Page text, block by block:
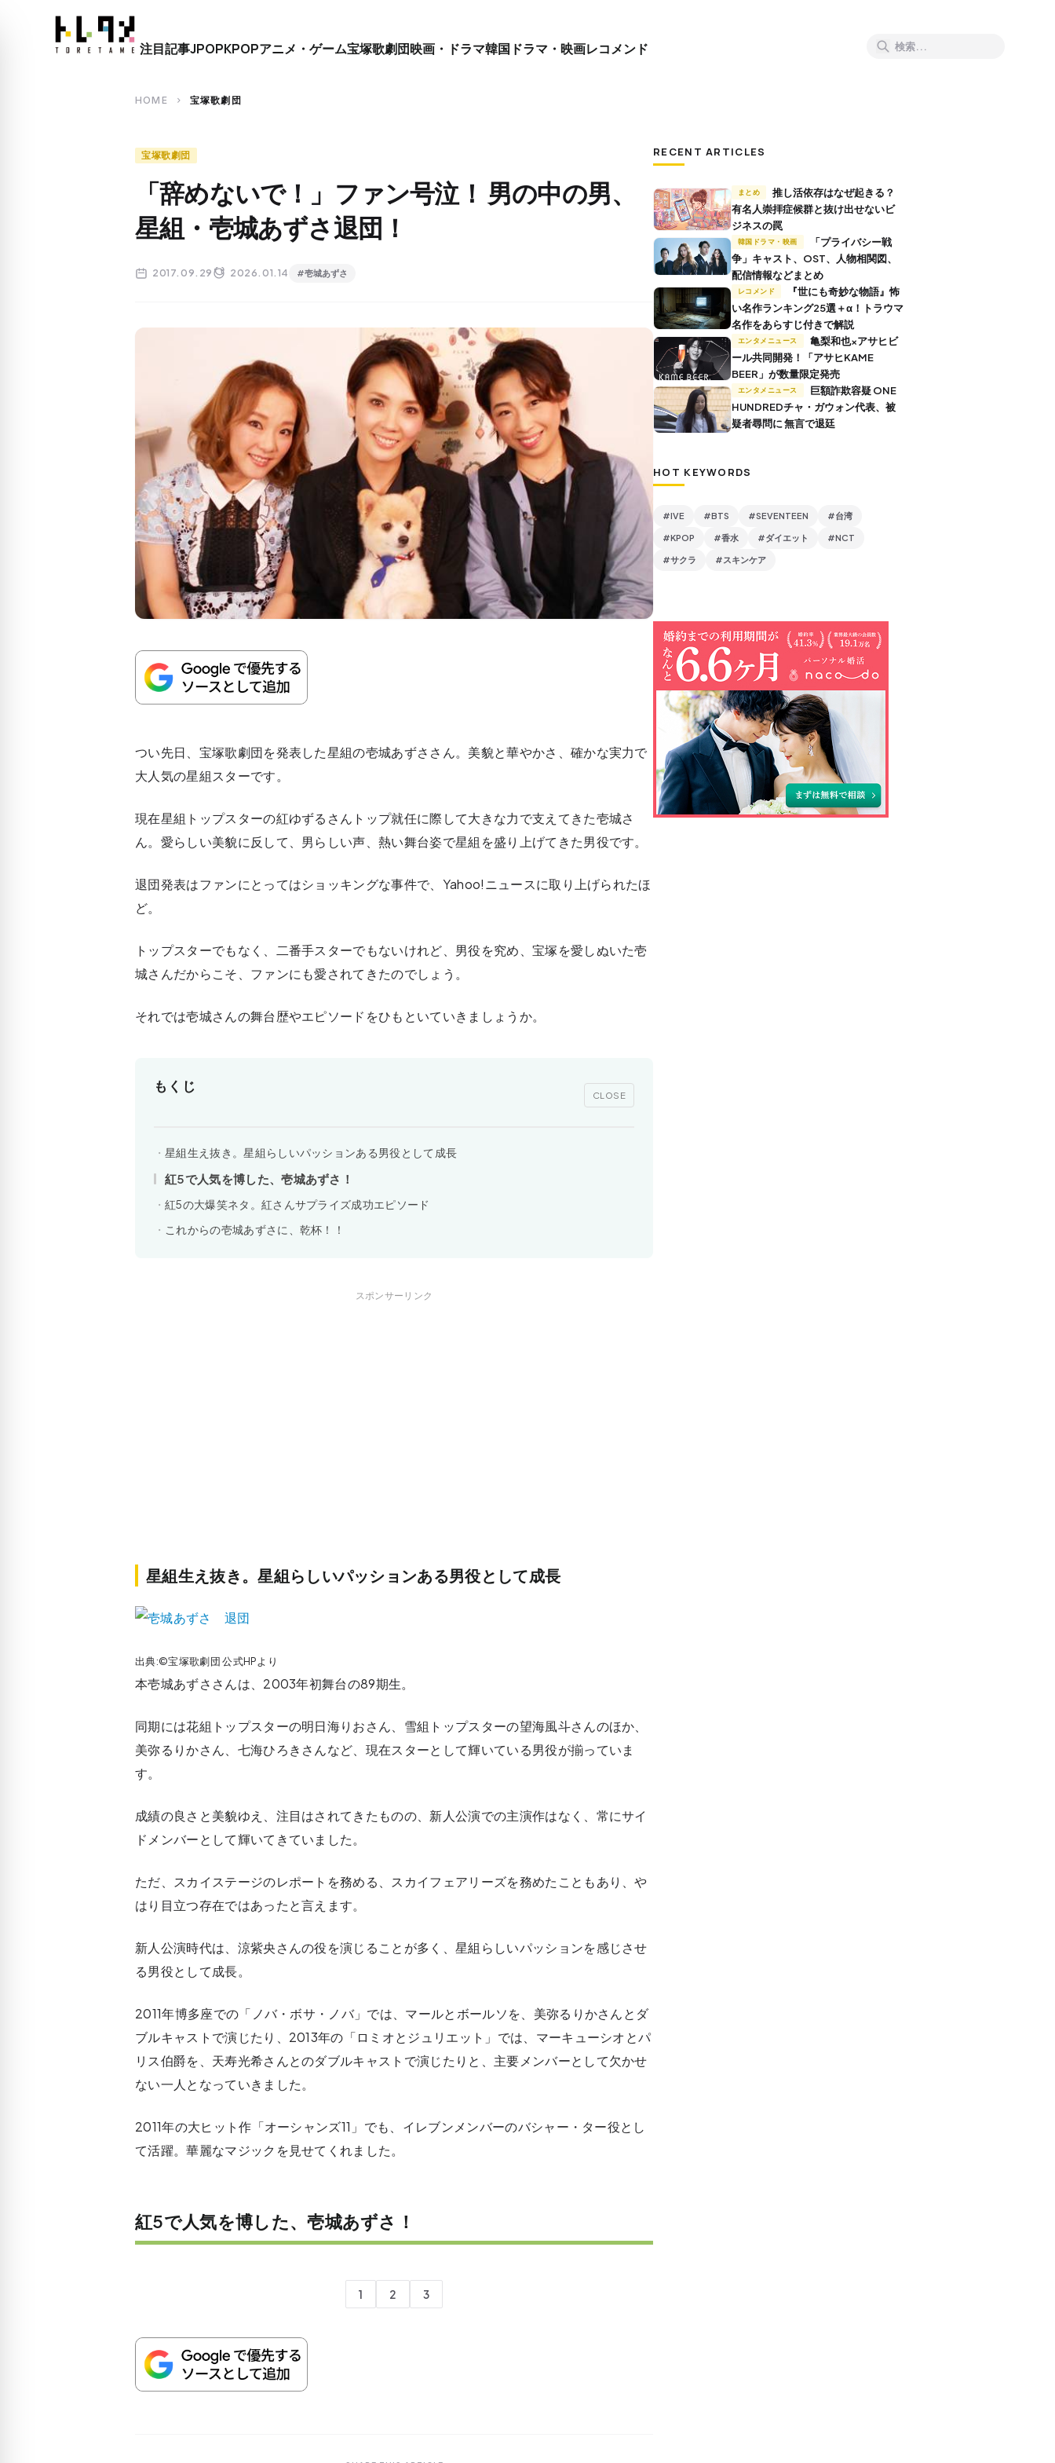
close
注目記事JPOPKPOPアニメ・ゲーム宝塚歌劇団映画・ドラマ韓国ドラマ・映画レコメンド
HOME chevron_right 宝塚歌劇団
宝塚歌劇団
「辞めないで！」ファン号泣！ 男の中の男、
星組・壱城あずさ退団！
2017.09.29 2026.01.14 #壱城あずさ
つい先日、宝塚歌劇団を発表した星組の壱城あずささん。美貌と華やかさ、確かな実力で
大人気の星組スターです。
現在星組トップスターの紅ゆずるさんトップ就任に際して大きな力で支えてきた壱城さ
ん。愛らしい美貌に反して、男らしい声、熱い舞台姿で星組を盛り上げてきた男役です。
退団発表はファンにとってはショッキングな事件で、Yahoo!ニュースに取り上げられたほ
ど。
トップスターでもなく、二番手スターでもないけれど、男役を究め、宝塚を愛しぬいた壱
城さんだからこそ、ファンにも愛されてきたのでしょう。
それでは壱城さんの舞台歴やエピソードをひもといていきましょうか。
もくじ
CLOSE
星組生え抜き。星組らしいパッションある男役として成長
紅5で人気を博した、壱城あずさ！
紅5の大爆笑ネタ。紅さんサプライズ成功エピソード
これからの壱城あずさに、乾杯！！
スポンサーリンク
星組生え抜き。星組らしいパッションある男役として成長
出典:©宝塚歌劇団 公式HPより
本壱城あずささんは、2003年初舞台の89期生。
同期には花組トップスターの明日海りおさん、雪組トップスターの望海風斗さんのほか、
美弥るりかさん、七海ひろきさんなど、現在スターとして輝いている男役が揃っていま
す。
成績の良さと美貌ゆえ、注目はされてきたものの、新人公演での主演作はなく、常にサイ
ドメンバーとして輝いてきていました。
ただ、スカイステージのレポートを務める、スカイフェアリーズを務めたこともあり、や
はり目立つ存在ではあったと言えます。
新人公演時代は、涼紫央さんの役を演じることが多く、星組らしいパッションを感じさせ
る男役として成長。
2011年博多座での「ノバ・ボサ・ノバ」では、マールとボールソを、美弥るりかさんとダ
ブルキャストで演じたり、2013年の「ロミオとジュリエット」では、マーキューシオとパ
リス伯爵を、天寿光希さんとのダブルキャストで演じたりと、主要メンバーとして欠かせ
ない一人となっていきました。
2011年の大ヒット作「オーシャンズ11」でも、イレブンメンバーのバシャー・ター役とし
て活躍。華麗なマジックを見せてくれました。
紅5で人気を博した、壱城あずさ！
1 2 3
RECENT ARTICLES
まとめ
推し活依存はなぜ起きる？
有名人崇拝症候群と抜け出せないビ
ジネスの罠
韓国ドラマ・映画
争」キャスト、OST、人物相関図、
配信情報などまとめ
レコメンド
い名作ランキング25選＋α！トラウマ
名作をあらすじ付きで解説
エンタメニュース
ール共同開発！「アサヒKAME
BEER」が数量限定発売
エンタメニュース
HUNDREDチャ・ガウォン代表、被
疑者尋問に 無言で退廷
HOT KEYWORDS
#IVE #BTS #SEVENTEEN #台湾
#KPOP #香水 #ダイエット #NCT
#サクラ #スキンケア